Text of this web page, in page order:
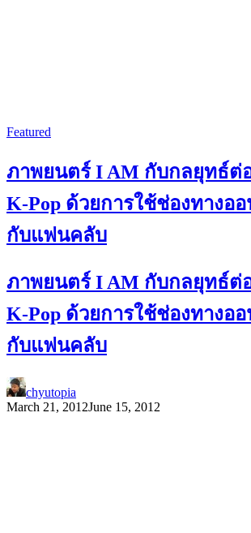
Featured
ภาพยนตร์ I AM กับกลยุทธ์ต่
K-Pop ด้วยการใช้ช่องทางอ
กับแฟนคลับ
ภาพยนตร์ I AM กับกลยุทธ์ต่
K-Pop ด้วยการใช้ช่องทางอ
กับแฟนคลับ
chyutopia
March 21, 2012June 15, 2012